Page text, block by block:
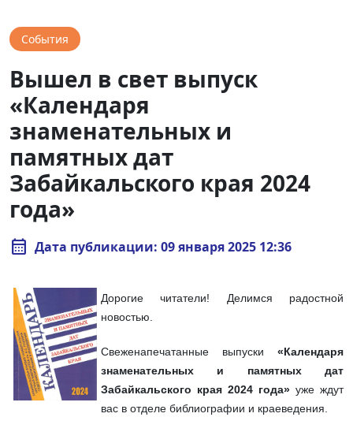
События
Вышел в свет выпуск
«Календаря
знаменательных и
памятных дат
Забайкальского края 2024
года»
calendar_month Дата публикации: 09 января 2025 12:36
Дорогие читатели! Делимся радостной
новостью.
Свеженапечатанные выпуски «Календаря
знаменательных и памятных дат
Забайкальского края 2024 года» уже ждут
вас в отделе библиографии и краеведения.